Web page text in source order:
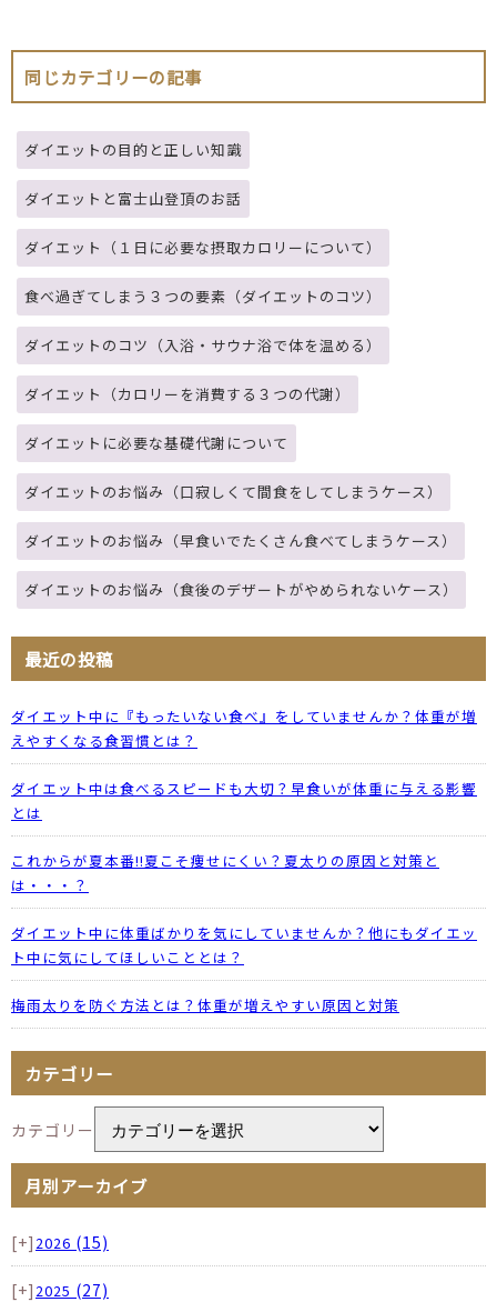
同じカテゴリーの記事
ダイエットの目的と正しい知識
ダイエットと富士山登頂のお話
ダイエット（１日に必要な摂取カロリーについて）
食べ過ぎてしまう３つの要素（ダイエットのコツ）
ダイエットのコツ（入浴・サウナ浴で体を温める）
ダイエット（カロリーを消費する３つの代謝）
ダイエットに必要な基礎代謝について
ダイエットのお悩み（口寂しくて間食をしてしまうケース）
ダイエットのお悩み（早食いでたくさん食べてしまうケース）
ダイエットのお悩み（食後のデザートがやめられないケース）
最近の投稿
ダイエット中に『もったいない食べ』をしていませんか？体重が増
えやすくなる食習慣とは？
ダイエット中は食べるスピードも大切？早食いが体重に与える影響
とは
これからが夏本番!!夏こそ痩せにくい？夏太りの原因と対策と
は・・・？
ダイエット中に体重ばかりを気にしていませんか？他にもダイエッ
ト中に気にしてほしいこととは？
梅雨太りを防ぐ方法とは？体重が増えやすい原因と対策
カテゴリー
カテゴリー
月別アーカイブ
[+] 2026 (15)
[+] 2025 (27)